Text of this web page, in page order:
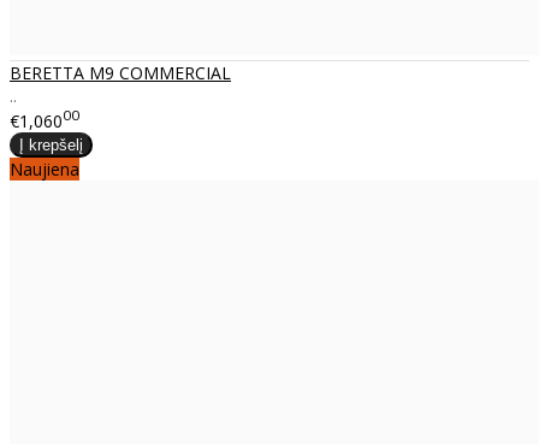
BERETTA M9 COMMERCIAL
..
€1,06000
Naujiena